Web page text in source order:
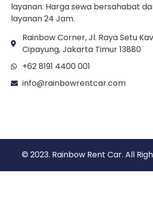
layanan. Harga sewa bersahabat
layanan 24 Jam.
Rainbow Corner, Jl. Raya Setu
Cipayung, Jakarta Timur 13880
+62 8191 4400 001
info@rainbowrentcar.com
© 2023. Rainbow Rent Car. All